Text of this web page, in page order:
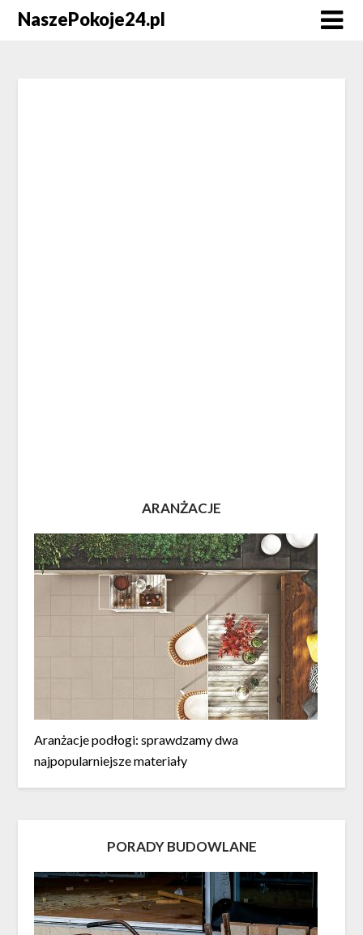
NaszePokoje24.pl
ARANŻACJE
Aranżacje podłogi: sprawdzamy dwa
najpopularniejsze materiały
PORADY BUDOWLANE